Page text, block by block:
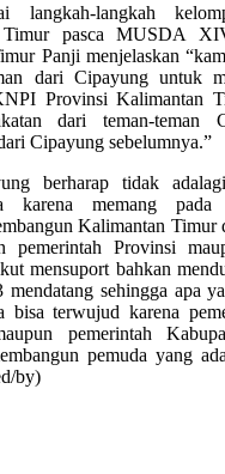
langkah-langkah
Timur pasca MUSDA
Panji menjelaskan
dari Cipayung untuk
Provinsi Kalimantan
dari teman-teman
Cipayung sebelumnya.”
berharap tidak
memang pada
Kalimantan Timur
pemerintah Provinsi
mensuport bahkan
sehingga apa
bisa terwujud karena
pemerintah
pemuda yang
by)